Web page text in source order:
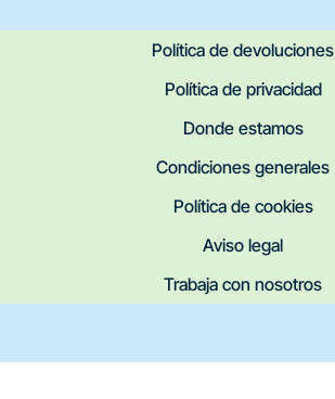
Política de devoluciones
Política de privacidad
Donde estamos
Condiciones generales
Política de cookies
Aviso legal
Trabaja con nosotros